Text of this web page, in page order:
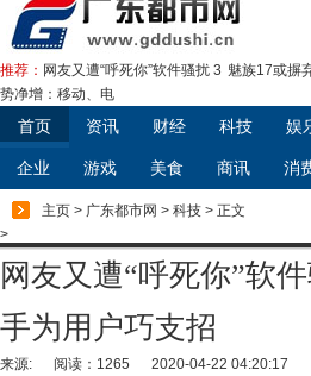
推荐： 网友又遭“呼死你”软件骚扰 3 魅族17或摒
势净增：移动、电
首页 资讯 财经 科技 娱
企业 游戏 美食 商讯 消
主页 > 广东都市网 > 科技 > 正文
>
网友又遭“呼死你”软
手为用户巧支招
来源: 阅读：1265 2020-04-22 04:20:17